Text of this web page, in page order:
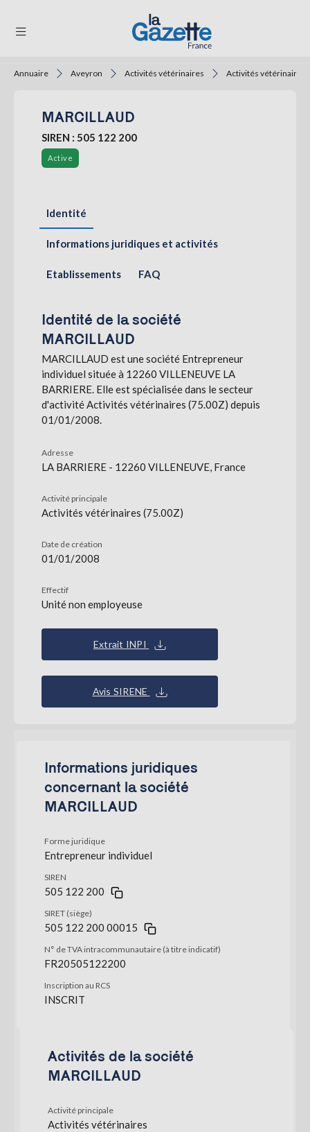
RÉGIONS
FORMATS
SERVICES
S'abonner
Annuaire Aveyron Activités vétérinaires Activités vétérinaires
MARCILLAUD
SIREN : 505 122 200
Active
Identité
Informations juridiques et activités
Etablissements FAQ
Identité de la société
MARCILLAUD
MARCILLAUD est une société Entrepreneur
individuel située à 12260 VILLENEUVE LA
BARRIERE. Elle est spécialisée dans le secteur
d'activité Activités vétérinaires (75.00Z) depuis
01/01/2008.
Adresse
LA BARRIERE - 12260 VILLENEUVE, France
Activité principale
Activités vétérinaires (75.00Z)
Date de création
01/01/2008
Effectif
Unité non employeuse
Extrait INPI
Avis SIRENE
Informations juridiques
concernant la société
MARCILLAUD
Forme juridique
Entrepreneur individuel
SIREN
505 122 200
SIRET (siège)
505 122 200 00015
N° de TVA intracommunautaire (à titre indicatif)
FR20505122200
Inscription au RCS
INSCRIT
Activités de la société
MARCILLAUD
Activité principale
Activités vétérinaires